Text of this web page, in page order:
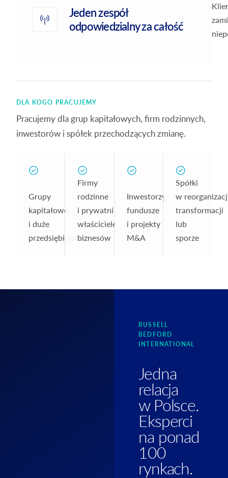
Jeden zespół
odpowiedzialny za całość
DLA KOGO PRACUJEMY
Pracujemy dla grup kapitałowych, firm rodzinnych,
inwestorów i spółek przechodzących zmianę.
Grupy
kapitałowe
i duże
przedsiębiorstwa
Firmy
rodzinne
i prywatni
właściciele
biznesów
Inwestorzy,
fundusze
i projekty
M&A
Spółki
w
transformacji
lub
sporze
RUSSELL
BEDFORD
INTERNATIONAL
Jedna
relacja
w Polsce.
Eksperci
na ponad
100
rynkach.